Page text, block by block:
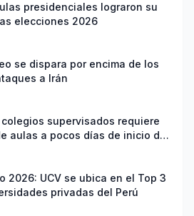
presidenciales lograron su
elecciones 2026
se dispara por encima de los
a Irán
colegios supervisados requiere
aulas a pocos días de inicio del
2026: UCV se ubica en el Top 3
privadas del Perú